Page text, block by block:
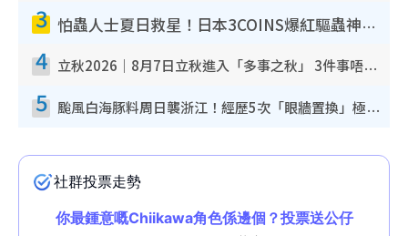
3 怕蟲人士夏日救星！日本3COINS爆紅驅蟲神器$45起 1招「全程免觸碰」輕鬆搞定小強
4 立秋2026｜8月7日立秋進入「多事之秋」 3件事唔做得！專家教6招開運 清枱頭／銀包納氣接好運
5 颱風白海豚料周日襲浙江！經歷5次「眼牆置換」極罕見 成登陸內地最長途颱風